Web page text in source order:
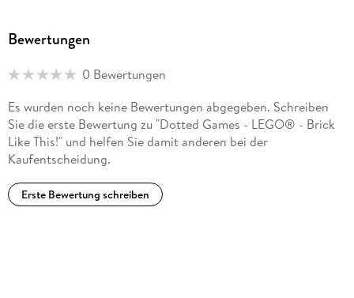
Bewertungen
0 Bewertungen
Es wurden noch keine Bewertungen abgegeben. Schreiben
Sie die erste Bewertung zu "Dotted Games - LEGO® - Brick
Like This!" und helfen Sie damit anderen bei der
Kaufentscheidung.
Erste Bewertung schreiben